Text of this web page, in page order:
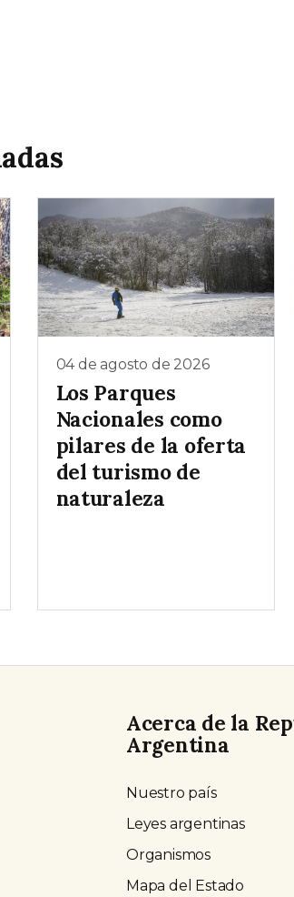
04 de agosto de 2026
Los Parques
Nacionales como
pilares de la oferta
del turismo de
naturaleza
Acerca de la
Argentina
Nuestro país
Leyes argentinas
Organismos
Mapa del Estado